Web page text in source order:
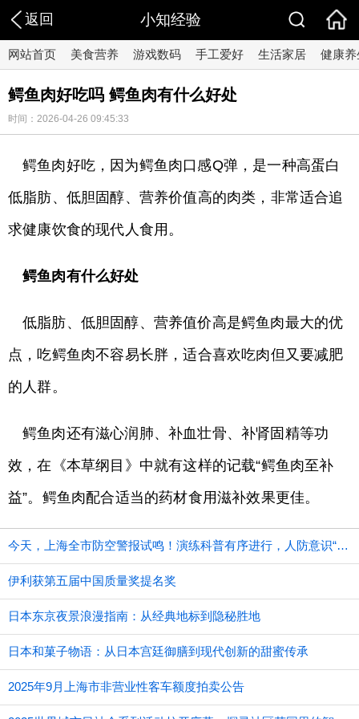
返回 小知经验
网站首页 美食营养 游戏数码 手工爱好 生活家居 健康养
鳄鱼肉好吃吗 鳄鱼肉有什么好处
时间：2026-04-26 09:45:33
鳄鱼肉好吃，因为鳄鱼肉口感Q弹，是一种高蛋白
低脂肪、低胆固醇、营养价值高的肉类，非常适合追
求健康饮食的现代人食用。
鳄鱼肉有什么好处
低脂肪、低胆固醇、营养值价高是鳄鱼肉最大的优
点，吃鳄鱼肉不容易长胖，适合喜欢吃肉但又要减肥
的人群。
鳄鱼肉还有滋心润肺、补血壮骨、补肾固精等功
效，在《本草纲目》中就有这样的记载“鳄鱼肉至补
益”。鳄鱼肉配合适当的药材食用滋补效果更佳。
今天，上海全市防空警报试鸣！演练科普有序进行，人防意识“声入人心”
伊利获第五届中国质量奖提名奖
日本东京夜景浪漫指南：从经典地标到隐秘胜地
日本和菓子物语：从日本宫廷御膳到现代创新的甜蜜传承
2025年9月上海市非营业性客车额度拍卖公告